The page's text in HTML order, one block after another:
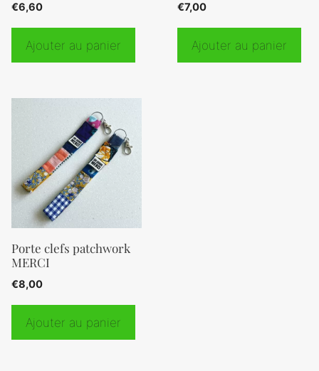
€6,60
Ajouter au panier
€7,00
Ajouter au panier
Porte clefs patchwork
MERCI
€8,00
Ajouter au panier